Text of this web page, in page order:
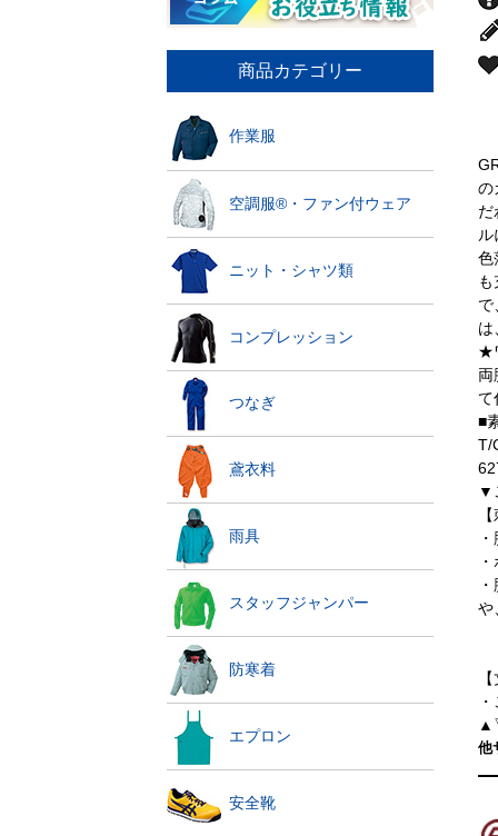
商品カテゴリー
作業服
空調服®・ファン付ウェア
ニット・シャツ類
コンプレッション
つなぎ
鳶衣料
雨具
スタッフジャンパー
防寒着
エプロン
安全靴
の
だ
色
で
は
★
両
て
■
T/
▼
や
他